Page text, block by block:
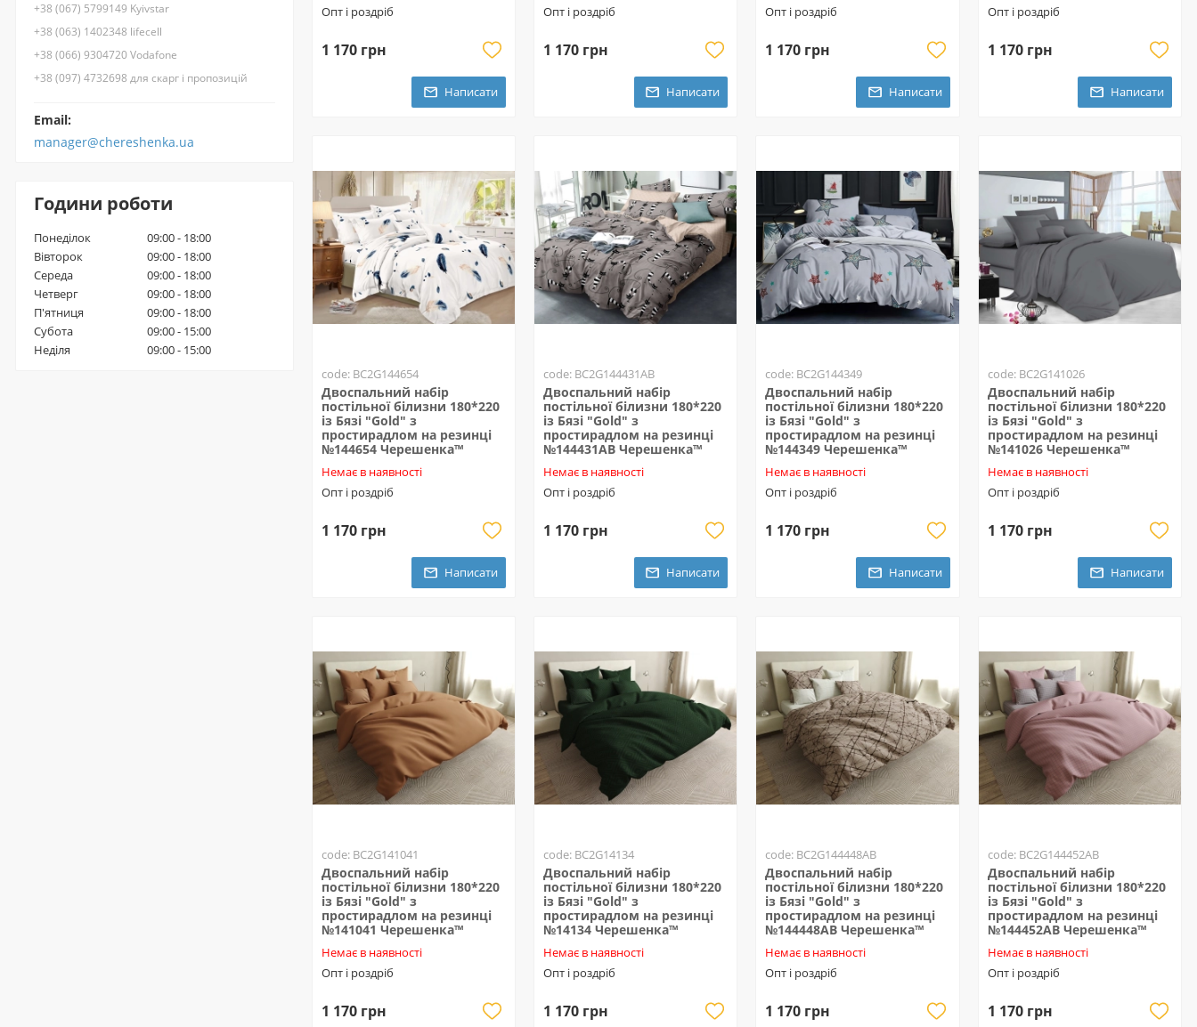
Опт і роздріб
1 170 грн
Написати
Опт і роздріб
1 170 грн
Написати
Опт і роздріб
1 170 грн
Написати
Опт і роздріб
1 170 грн
Написати
code: BC2G144654
Двоспальний набір
постільної білизни 180*220
із Бязі "Gold" з
простирадлом на резинці
№144654 Черешенка™
Немає в наявності
Опт і роздріб
1 170 грн
Написати
code: BC2G144431AB
Двоспальний набір
постільної білизни 180*220
із Бязі "Gold" з
простирадлом на резинці
№144431AB Черешенка™
Немає в наявності
Опт і роздріб
1 170 грн
Написати
code: BC2G144349
Двоспальний набір
постільної білизни 180*220
із Бязі "Gold" з
простирадлом на резинці
№144349 Черешенка™
Немає в наявності
Опт і роздріб
1 170 грн
Написати
code: BC2G141026
Двоспальний набір
постільної білизни 180*220
із Бязі "Gold" з
простирадлом на резинці
№141026 Черешенка™
Немає в наявності
Опт і роздріб
1 170 грн
Написати
code: BC2G141041
Двоспальний набір
постільної білизни 180*220
із Бязі "Gold" з
простирадлом на резинці
№141041 Черешенка™
Немає в наявності
Опт і роздріб
1 170 грн
code: BC2G14134
Двоспальний набір
постільної білизни 180*220
із Бязі "Gold" з
простирадлом на резинці
№14134 Черешенка™
Немає в наявності
Опт і роздріб
1 170 грн
code: BC2G144448AB
Двоспальний набір
постільної білизни 180*220
із Бязі "Gold" з
простирадлом на резинці
№144448AB Черешенка™
Немає в наявності
Опт і роздріб
1 170 грн
code: BC2G144452AB
Двоспальний набір
постільної білизни 180*220
із Бязі "Gold" з
простирадлом на резинці
№144452AB Черешенка™
Немає в наявності
Опт і роздріб
1 170 грн
+38 (067) 5799149 Kyivstar
+38 (063) 1402348 lifecell
+38 (066) 9304720 Vodafone
+38 (097) 4732698 для скарг і пропозицій
Email:
manager@chereshenka.ua
Години роботи
Понеділок
09:00 - 18:00
Вівторок
09:00 - 18:00
Середа
09:00 - 18:00
Четверг
09:00 - 18:00
П'ятниця
09:00 - 18:00
Субота
09:00 - 15:00
Неділя
09:00 - 15:00